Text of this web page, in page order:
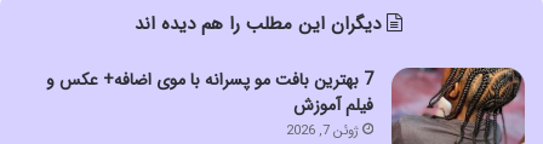
دیگران این مطلب را هم دیده اند
7 بهترین بافت مو پسرانه با موی اضافه+ عکس و
فیلم آموزش
ژوئن 7, 2026